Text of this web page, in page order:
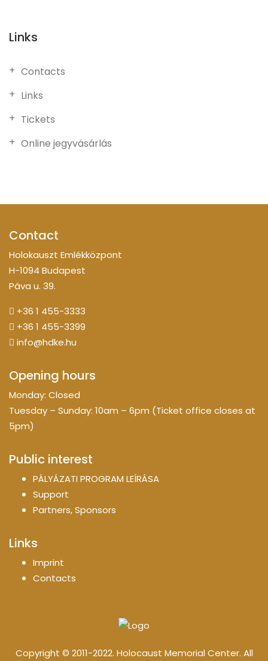
Links
Contacts
Links
Tickets
Online jegyvásárlás
Contact
Holokauszt Emlékközpont
H-1094 Budapest
Páva u. 39.
+36 1 455-3333
+36 1 455-3399
info@hdke.hu
Opening hours
Monday: Closed
Tuesday – Sunday: 10am – 6pm (Ticket office closes at
5pm)
Public interest
PÁLYÁZATI PROGRAM LEÍRÁSA
Support
Partners, Sponsors
Links
Imprint
Contacts
Copyright © 2011-2022. Holocaust Memorial Center. All